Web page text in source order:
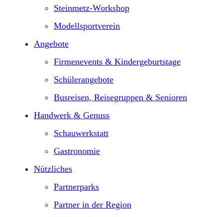
Steinmetz-Workshop
Modellsportverein
Angebote
Firmenevents & Kindergeburtstage​
Schülerangebote
Busreisen, Reisegruppen & Senioren
Handwerk & Genuss
Schauwerkstatt
Gastronomie
Nützliches
Partnerparks
Partner in der Region